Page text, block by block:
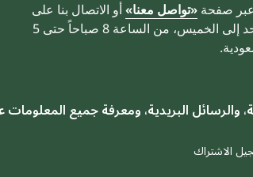
صفحة «تواصل معنا»أو الاتصال بنا على
الرقم ‎00966920025003 من الأحد إلى الخميس، من الساعة 8 صباحاً حتى 5
البريدية، ومعرفة جميع المعلومات
الاشتراك